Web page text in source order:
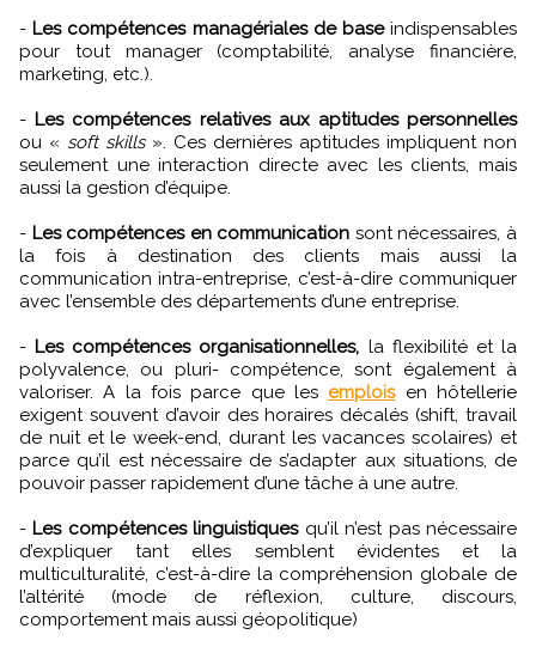
- Les compétences managériales de baseindispensables
pour tout manager (comptabilité, analyse financière,
marketing, etc.).
- Les compétences relatives aux aptitudes personnelles
ou « soft skills ». Ces dernières aptitudes impliquent non
seulement une interaction directe avec les clients, mais
aussi la gestion d’équipe.
- Les compétences en communication sont nécessaires, à
la fois à destination des clients mais aussi la
communication intra-entreprise, c’est-à-dire communiquer
avec l’ensemble des départements d’une entreprise.
- Les compétences organisationnelles, la flexibilité et la
polyvalence, ou pluri- compétence, sont également à
valoriser. A la fois parce que les emploisen hôtellerie
exigent souvent d’avoir des horaires décalés (shift, travail
de nuit et le week-end, durant les vacances scolaires) et
parce qu’il est nécessaire de s’adapter aux situations, de
pouvoir passer rapidement d’une tâche à une autre.
- Les compétences linguistiquesqu’il n’est pas nécessaire
d’expliquer tant elles semblent évidentes et la
multiculturalité, c’est-à-dire la compréhension globale de
l’altérité (mode de réflexion, culture, discours,
comportement mais aussi géopolitique)